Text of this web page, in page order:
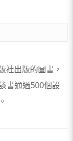
社出版的圖書，
書通過500個設